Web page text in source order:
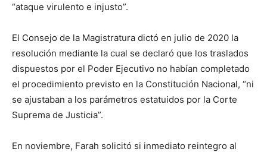
“ataque virulento e injusto”.
El Consejo de la Magistratura dictó en julio de 2020 la
resolución mediante la cual se declaró que los traslados
dispuestos por el Poder Ejecutivo no habían completado
el procedimiento previsto en la Constitución Nacional, “ni
se ajustaban a los parámetros estatuidos por la Corte
Suprema de Justicia”.
En noviembre, Farah solicitó si inmediato reintegro al